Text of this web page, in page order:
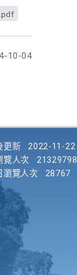
10-04
更新
2022-11-22
覽人次
21329798
瀏覽人次
28767